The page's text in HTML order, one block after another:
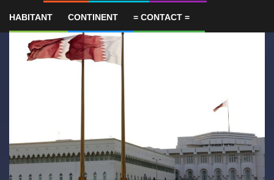
HABITANT CONTINENT = CONTACT =